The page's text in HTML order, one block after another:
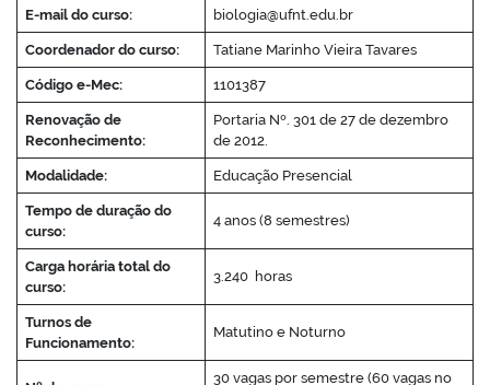
E-mail do curso: biologia@ufnt.edu.br
Coordenador do curso: Tatiane Marinho Vieira Tavares
Código e-Mec: 1101387
Renovação de
Reconhecimento:
Portaria Nº. 301 de 27 de dezembro
de 2012.
Modalidade: Educação Presencial
Tempo de duração do
curso:
4 anos (8 semestres)
Carga horária total do
curso:
3.240 horas
Turnos de
Funcionamento:
Matutino e Noturno
30 vagas por semestre (60 vagas no